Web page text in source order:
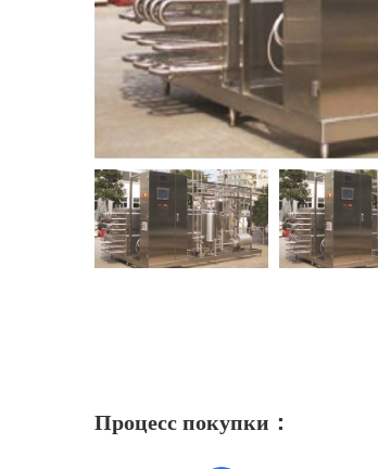
Процесс покупки：